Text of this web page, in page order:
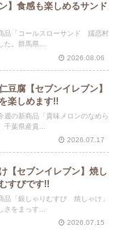
】食感も楽しめるサンド
品「コールスローサンド 嬬恋村
た。群馬県...
2026.08.06
豆腐【セブンイレブン】
楽しめます!!
週の新商品「貴味メロンのなめら
葉県産貴...
2026.07.17
【セブンイレブン】焼し
すびです!!
品「銀しゃりむすび 焼しゃけ」
をまっす...
2026.07.15